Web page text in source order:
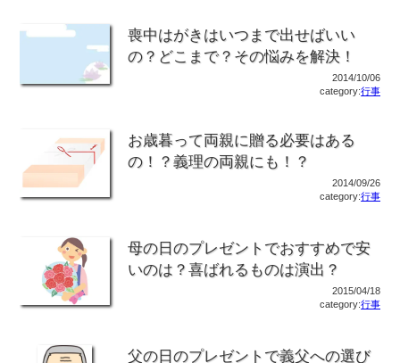
喪中はがきはいつまで出せばいい
の？どこまで？その悩みを解決！
2014/10/06
category:行事
お歳暮って両親に贈る必要はある
の！？義理の両親にも！？
2014/09/26
category:行事
母の日のプレゼントでおすすめで安
いのは？喜ばれるものは演出？
2015/04/18
category:行事
父の日のプレゼントで義父への選び